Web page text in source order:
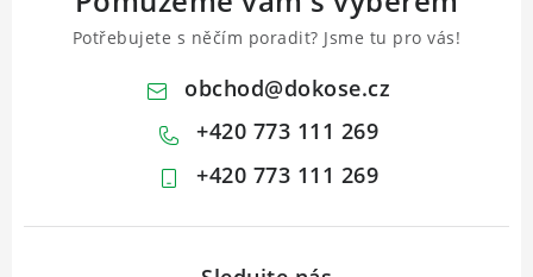
Potřebujete s něčím poradit? Jsme tu pro vás!
obchod@dokose.cz
+420 773 111 269
+420 773 111 269